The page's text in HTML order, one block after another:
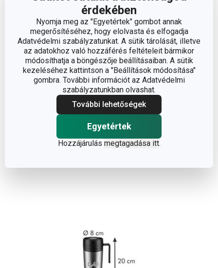
érdekében
Nyomja meg az "Egyetértek" gombot annak
megerősítéséhez, hogy elolvasta és elfogadja
Adatvédelmi szabályzatunkat. A sütik tárolását, illetve
az adatokhoz való hozzáférés feltételeit bármikor
módosíthatja a böngészője beállításaiban. A sütik
kezeléséhez kattintson a "Beállítások módosítása"
gombra. További információt az Adatvédelmi
szabályzatunkban olvashat.
További lehetőségek
Egyetértek
Hozzájárulás megtagadása itt.